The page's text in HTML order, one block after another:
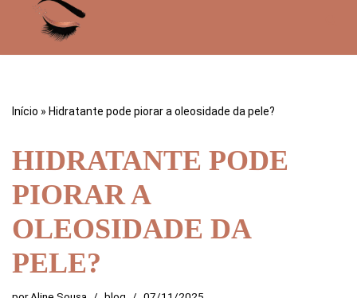
Início » Hidratante pode piorar a oleosidade da pele?
HIDRATANTE PODE
PIORAR A
OLEOSIDADE DA
PELE?